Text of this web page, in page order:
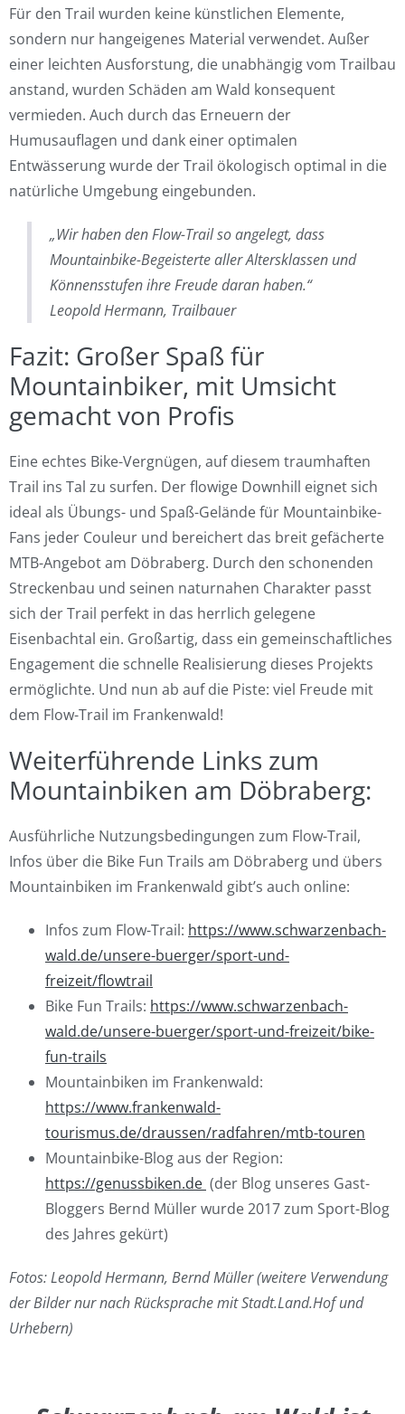
Für den Trail wurden keine künstlichen Elemente,
sondern nur hangeigenes Material verwendet. Außer
einer leichten Ausforstung, die unabhängig vom Trailbau
anstand, wurden Schäden am Wald konsequent
vermieden. Auch durch das Erneuern der
Humusauflagen und dank einer optimalen
Entwässerung wurde der Trail ökologisch optimal in die
natürliche Umgebung eingebunden.
„Wir haben den Flow-Trail so angelegt, dass
Mountainbike-Begeisterte aller Altersklassen und
Könnensstufen ihre Freude daran haben.“
Leopold Hermann, Trailbauer
Fazit: Großer Spaß für
Mountainbiker, mit Umsicht
gemacht von Profis
Eine echtes Bike-Vergnügen, auf diesem traumhaften
Trail ins Tal zu surfen. Der flowige Downhill eignet sich
ideal als Übungs- und Spaß-Gelände für Mountainbike-
Fans jeder Couleur und bereichert das breit gefächerte
MTB-Angebot am Döbraberg. Durch den schonenden
Streckenbau und seinen naturnahen Charakter passt
sich der Trail perfekt in das herrlich gelegene
Eisenbachtal ein. Großartig, dass ein gemeinschaftliches
Engagement die schnelle Realisierung dieses Projekts
ermöglichte. Und nun ab auf die Piste: viel Freude mit
dem Flow-Trail im Frankenwald!
Weiterführende Links zum
Mountainbiken am Döbraberg:
Ausführliche Nutzungsbedingungen zum Flow-Trail,
Infos über die Bike Fun Trails am Döbraberg und übers
Mountainbiken im Frankenwald gibt’s auch online:
Infos zum Flow-Trail: https://www.schwarzenbach-
wald.de/unsere-buerger/sport-und-
freizeit/flowtrail
Bike Fun Trails: https://www.schwarzenbach-
wald.de/unsere-buerger/sport-und-freizeit/bike-
fun-trails
Mountainbiken im Frankenwald:
https://www.frankenwald-
tourismus.de/draussen/radfahren/mtb-touren
Mountainbike-Blog aus der Region:
https://genussbiken.de (der Blog unseres Gast-
Bloggers Bernd Müller wurde 2017 zum Sport-Blog
des Jahres gekürt)
Fotos: Leopold Hermann, Bernd Müller (weitere Verwendung
der Bilder nur nach Rücksprache mit Stadt.Land.Hof und
Urhebern)